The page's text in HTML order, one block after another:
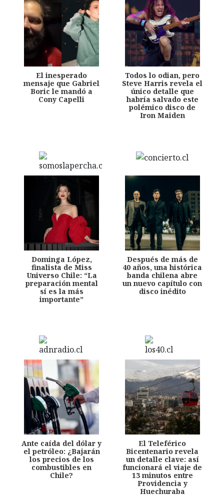
El inesperado
mensaje que Gabriel
Boric le mandó a
Cony Capelli
Todos lo odian, pero
Steve Harris revela el
único detalle que
habría salvado este
polémico disco de
Iron Maiden
Dominga López,
finalista de Miss
Universo Chile: “La
preparación mental
sí es la más
importante”
Después de más de
40 años, una histórica
banda chilena abre
un nuevo capítulo con
disco inédito
Ante caída del dólar y
el petróleo: ¿Bajarán
los precios de los
combustibles en
Chile?
El Teleférico
Bicentenario revela
un detalle clave: así
funcionará el viaje de
13 minutos entre
Providencia y
Huechuraba